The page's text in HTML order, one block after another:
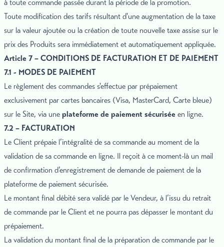
à toute commande passée durant la période de la promotion.
Toute modification des tarifs résultant d'une augmentation de la taxe
sur la valeur ajoutée ou la création de toute nouvelle taxe assise sur le
prix des Produits sera immédiatement et automatiquement appliquée.
Article 7 – CONDITIONS DE FACTURATION ET DE PAIEMENT
7.1 - MODES DE PAIEMENT
Le règlement des commandes s'effectue par prépaiement
exclusivement par cartes bancaires (Visa, MasterCard, Carte bleue)
sur le Site, via une plateforme de paiement sécurisée en ligne.
7.2 – FACTURATION
Le Client prépaie l’intégralité de sa commande au moment de la
validation de sa commande en ligne. Il reçoit à ce moment-là un mail
de confirmation d’enregistrement de demande de paiement de la
plateforme de paiement sécurisée.
Le montant final débité sera validé par le Vendeur, à l’issu du retrait
de commande par le Client et ne pourra pas dépasser le montant du
prépaiement.
La validation du montant final de la préparation de commande par le